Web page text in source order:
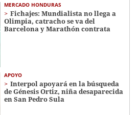
MERCADO HONDURAS
Fichajes: Mundialista no llega a
Olimpia, catracho se va del
Barcelona y Marathón contrata
APOYO
Interpol apoyará en la búsqueda
de Génesis Ortiz, niña desaparecida
en San Pedro Sula